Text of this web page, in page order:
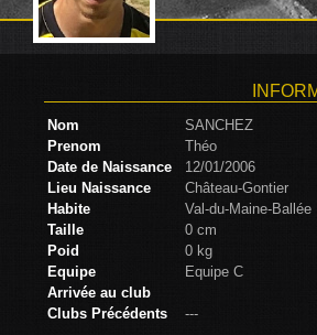
Nom
SANCHEZ
Prenom
Théo
Date de Naissance
12/01/2006
Lieu Naissance
Château-Gontier
Habite
Val-du-Maine-Ballée
Taille
0 cm
Poid
0 kg
Equipe
Equipe C
Arrivée au club
Clubs Précédents
---